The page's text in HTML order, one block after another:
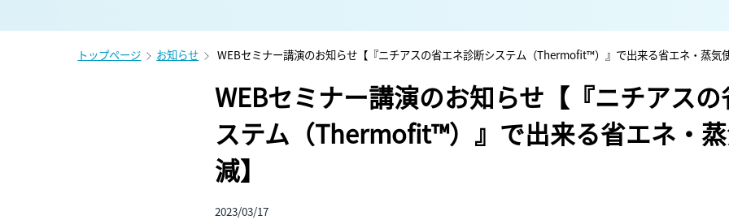
トップページ お知らせ WEBセミナー講演のお知らせ【『ニチアスの省エネ診断システム（Thermofit™）』で出来る省エネ・蒸気
WEBセミナー講演のお知らせ【『ニチアス
ステム（Thermofit™）』で出来る省エネ・
減】
2023/03/17